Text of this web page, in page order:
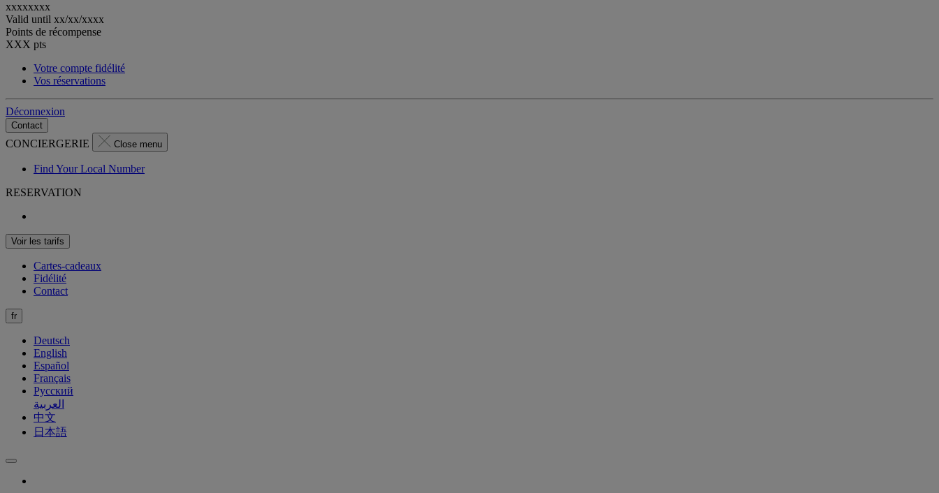
xxxxxxxx
Valid until xx/xx/xxxx
Points de récompense
XXX pts
Votre compte fidélité
Vos réservations
Déconnexion
Contact
CONCIERGERIE Close menu
Find Your Local Number
RESERVATION
Voir les tarifs
Cartes-cadeaux
Fidélité
Contact
fr
Deutsch
English
Español
Français
Русский
العربية
中文
日本語